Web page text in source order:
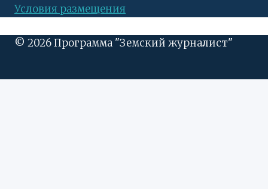
Условия размещения
© 2026 Программа "Земский журналист"